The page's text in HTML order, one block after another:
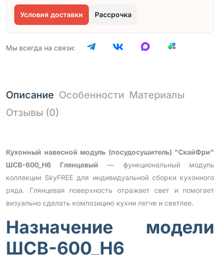
Условия доставки Рассрочка
Мы всегда на связи:
Описание Особенности Материалы
Отзывы (0)
Кухонный навесной модуль (посудосушитель) "СкайФри"
ШСВ-600_Н6 Глянцевый — функциональный модуль
коллекции SkyFREE для индивидуальной сборки кухонного
ряда. Глянцевая поверхность отражает свет и помогает
визуально сделать композицию кухни легче и светлее.
Назначение модели
ШСВ-600_Н6